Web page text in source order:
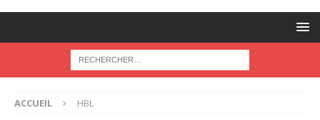
ACCUEIL HBL